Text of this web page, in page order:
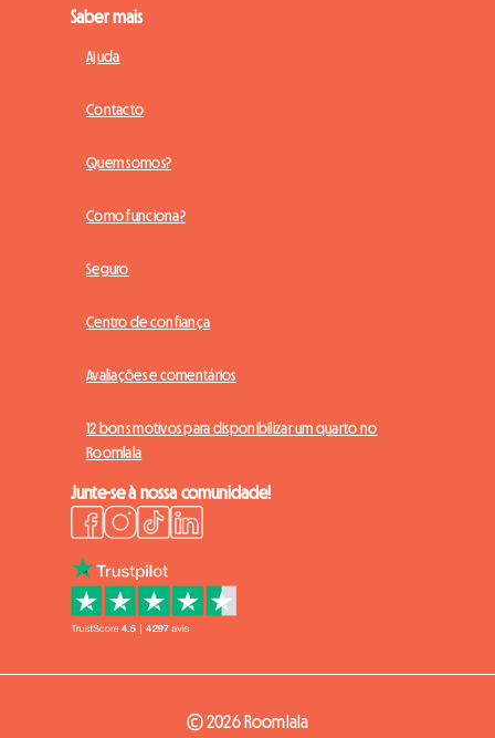
Saber mais
Ajuda
Contacto
Quem somos?
Como funciona?
Seguro
Centro de confiança
Avaliações e comentários
12 bons motivos para disponibilizar um quarto no
Roomlala
Junte-se à nossa comunidade!
© 2026 Roomlala